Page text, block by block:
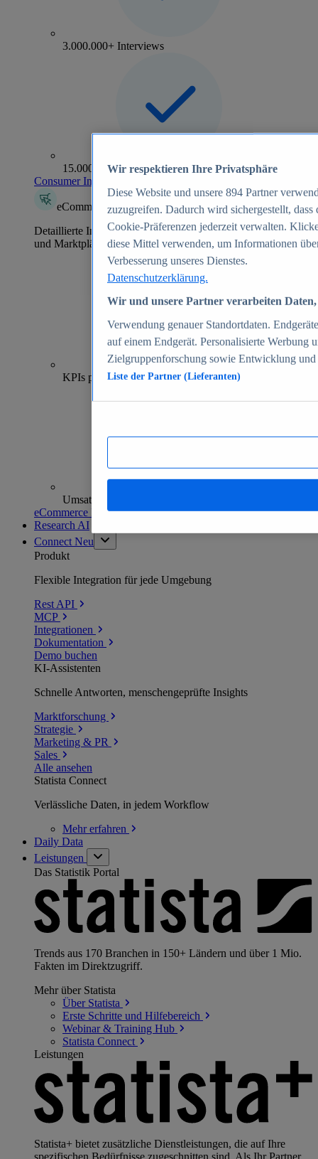
3.000.000+ Interviews
15.000+ Marken
Consumer Insights entdecken
eCommerce Insights
Detaillierte Informationen zu mehr als 39.000 Online-Shops
und Marktplätzen
70+
KPIs pro Shop
Umsatzanalysen und -prognosen
eCommerce Insights entdecken
Research AI
Connect Neu
Produkt
Flexible Integration für jede Umgebung
Rest API
MCP
Integrationen
Dokumentation
Demo buchen
KI-Assistenten
Schnelle Antworten, menschengeprüfte Insights
Marktforschung
Strategie
Marketing & PR
Sales
Alle ansehen
Statista Connect
Verlässliche Daten, in jedem Workflow
Mehrerfahren
Daily Data
Leistungen
Das Statistik Portal
Trends aus 170 Branchen in 150+ Ländern und über 1 Mio.
Fakten im Direktzugriff.
Mehr über Statista
Über Statista
Erste Schritte und Hilfebereich
Webinar & Training Hub
Statista Connect
Leistungen
Statista+ bietet zusätzliche Dienstleistungen, die auf Ihre
spezifischen Bedürfnisse zugeschnitten sind. Als Ihr Partner
Wir respektieren Ihre Privatsphäre
Diese Website und unsere 894 Partner
zuzugreifen. Dadurch wird sichergestellt,
Cookie-Präferenzen jederzeit verwalten.
diese Mittel verwenden, um Informationen
Verbesserung unseres Dienstes.
Datenschutzerklärung.
Wir und unsere Partner verarbeiten
Verwendung genauer Standortdaten.
auf einem Endgerät. Personalisierte Werbung
Zielgruppenforschung sowie Entwicklung
Liste der Partner (Lieferanten)